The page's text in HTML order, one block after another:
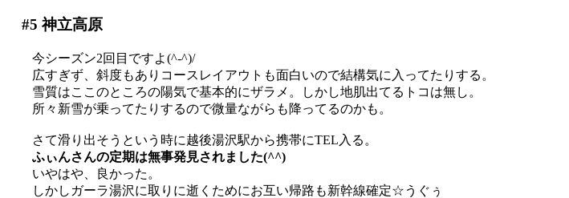
#5 神立高原
今シーズン2回目ですよ(^-^)/
広すぎず、斜度もありコースレイアウトも面白いので結構気に入ってたりする。
雪質はここのところの陽気で基本的にザラメ。しかし地肌出てるトコは無し。
所々新雪が乗ってたりするので微量ながらも降ってるのかも。
さて滑り出そうという時に越後湯沢駅から携帯にTEL入る。
ふぃんさんの定期は無事発見されました(^^)
いやはや、良かった。
しかしガーラ湯沢に取りに逝くためにお互い帰路も新幹線確定☆うぐぅ